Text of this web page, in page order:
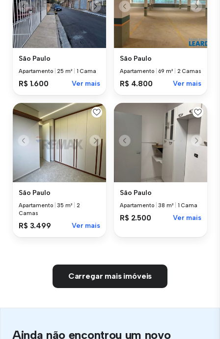
São Paulo
Apartamento |25 m² 1 Cama
R$ 1.600 Ver mais
São Paulo
Apartamento 69 m² 2 Camas
R$ 4.800 Ver mais
São Paulo
Apartamento |35 m²
2
Camas
R$ 3.499 Ver mais
São Paulo
Apartamento |38 m² 1 Cama
R$ 2.500 Ver mais
Carregar mais imóveis
Ainda não encontrou um novo